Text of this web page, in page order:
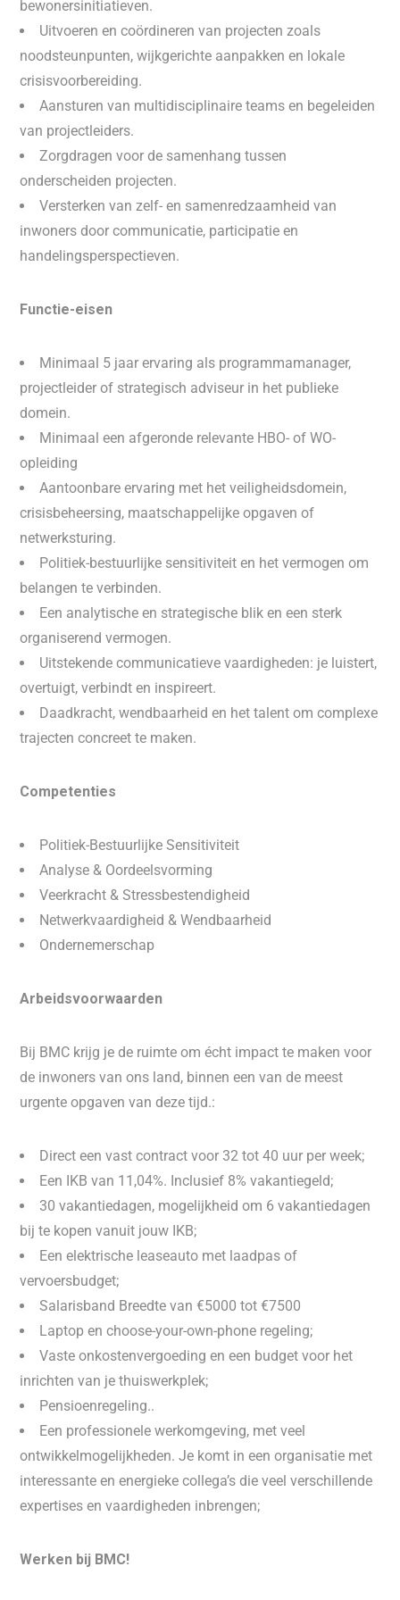
bewonersinitiatieven.
Uitvoeren en coördineren van projecten zoals
noodsteunpunten, wijkgerichte aanpakken en lokale
crisisvoorbereiding.
Aansturen van multidisciplinaire teams en begeleiden
van projectleiders.
Zorgdragen voor de samenhang tussen
onderscheiden projecten.
Versterken van zelf- en samenredzaamheid van
inwoners door communicatie, participatie en
handelingsperspectieven.
Functie-eisen
Minimaal 5 jaar ervaring als programmamanager,
projectleider of strategisch adviseur in het publieke
domein.
Minimaal een afgeronde relevante HBO- of WO-
opleiding
Aantoonbare ervaring met het veiligheidsdomein,
crisisbeheersing, maatschappelijke opgaven of
netwerksturing.
Politiek-bestuurlijke sensitiviteit en het vermogen om
belangen te verbinden.
Een analytische en strategische blik en een sterk
organiserend vermogen.
Uitstekende communicatieve vaardigheden: je luistert,
overtuigt, verbindt en inspireert.
Daadkracht, wendbaarheid en het talent om complexe
trajecten concreet te maken.
Competenties
Politiek-Bestuurlijke Sensitiviteit
Analyse & Oordeelsvorming
Veerkracht & Stressbestendigheid
Netwerkvaardigheid & Wendbaarheid
Ondernemerschap
Arbeidsvoorwaarden
Bij BMC krijg je de ruimte om écht impact te maken voor
de inwoners van ons land, binnen een van de meest
urgente opgaven van deze tijd.:
Direct een vast contract voor 32 tot 40 uur per week;
Een IKB van 11,04%. Inclusief 8% vakantiegeld;
30 vakantiedagen, mogelijkheid om 6 vakantiedagen
bij te kopen vanuit jouw IKB;
Een elektrische leaseauto met laadpas of
vervoersbudget;
Salarisband Breedte van €5000 tot €7500
Laptop en choose-your-own-phone regeling;
Vaste onkostenvergoeding en een budget voor het
inrichten van je thuiswerkplek;
Pensioenregeling..
Een professionele werkomgeving, met veel
ontwikkelmogelijkheden. Je komt in een organisatie met
interessante en energieke collega’s die veel verschillende
expertises en vaardigheden inbrengen;
Werken bij BMC!